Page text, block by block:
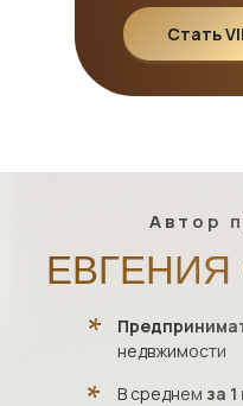
Стать
В среднем за 1
недвжимости
Автор